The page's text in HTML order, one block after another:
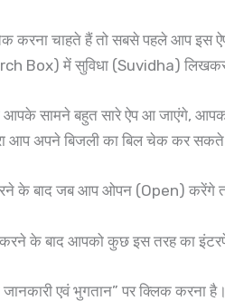
करना चाहते हैं तो सबसे पहले आप
Box) में सुविधा (Suvidha)
सामने बहुत सारे ऐप आ जाएंगे,
आप अपने बिजली का बिल चेक कर सकते
के बाद जब आप ओपन (Open) करेंगे
के बाद आपको कुछ इस तरह का
एवं भुगतान” पर क्लिक करना है।